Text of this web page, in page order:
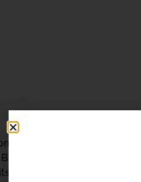
de leur travail annuel !
des enfants : DJ set,
et grands sur les hits du